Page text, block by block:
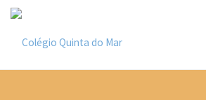
Skip
content